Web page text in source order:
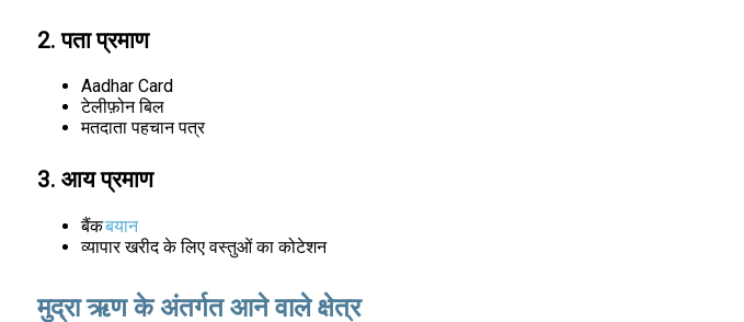
2. पता प्रमाण
Aadhar Card
टेलीफ़ोन बिल
मतदाता पहचान पत्र
3. आय प्रमाण
बैंकबयान
व्यापार खरीद के लिए वस्तुओं का कोटेशन
मुद्रा ऋण के अंतर्गत आने वाले क्षेत्र